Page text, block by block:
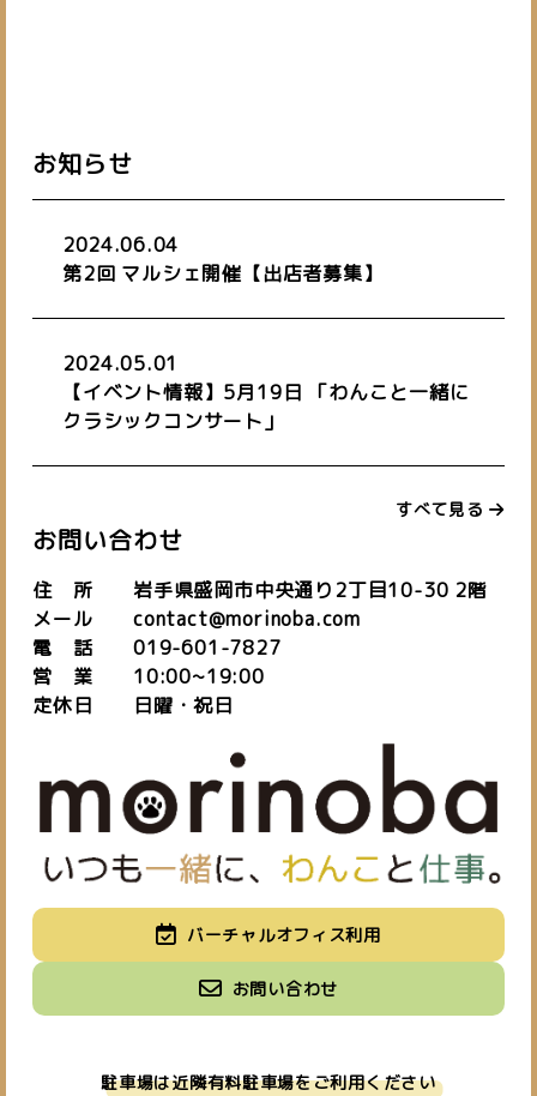
私たちについて
about us
space
バーチャルオフィス
virtual office
お知らせ
blog
お知らせ
2024.06.04
第2回 マルシェ開催【出店者募集】
2024.05.01
【イベント情報】5月19日 「わんこと一緒に
クラシックコンサート」
すべて見る
お問い合わせ
住 所 岩手県盛岡市中央通り2丁目10-30 2階
メール contact@morinoba.com
電 話 019-601-7827
営 業 10:00~19:00
定休日 日曜・祝日
バーチャルオフィス利用
お問い合わせ
駐車場は近隣有料駐車場をご利用ください